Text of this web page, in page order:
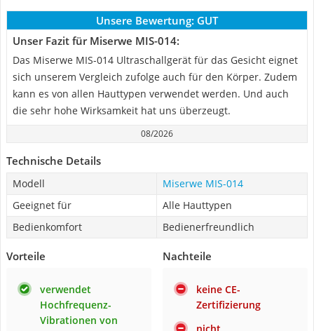
Unsere Bewertung: GUT
Unser Fazit für Miserwe MIS-014:
Das Miserwe MIS-014 Ultraschallgerät für das Gesicht eignet
sich unserem Vergleich zufolge auch für den Körper. Zudem
kann es von allen Hauttypen verwendet werden. Und auch
die sehr hohe Wirksamkeit hat uns überzeugt.
08/2026
Technische Details
Modell
Miserwe MIS-014
Geeignet für
Alle Hauttypen
Bedienkomfort
Bedienerfreundlich
Vorteile
verwendet
Hochfrequenz-
Vibrationen von
Nachteile
keine CE-
Zertifizierung